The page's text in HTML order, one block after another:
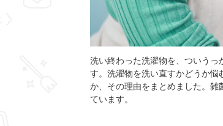
洗い終わった洗濯物を、ついう
す。洗濯物を洗い直すかどうか
か、その理由をまとめました。雑
ています。